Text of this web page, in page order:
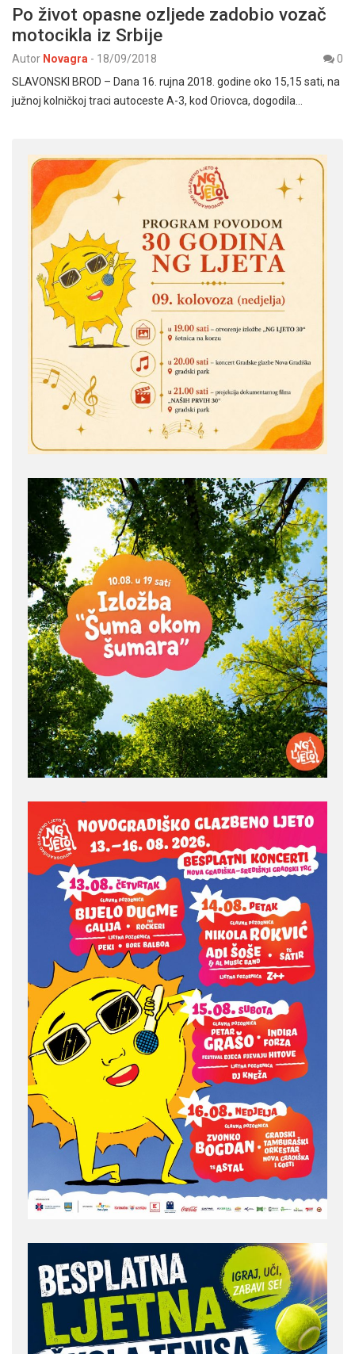
Po život opasne ozljede zadobio vozač
motocikla iz Srbije
Autor Novagra - 18/09/2018
0
SLAVONSKI BROD – Dana 16. rujna 2018. godine oko 15,15 sati, na
južnoj kolničkoj traci autoceste A-3, kod Oriovca, dogodila…